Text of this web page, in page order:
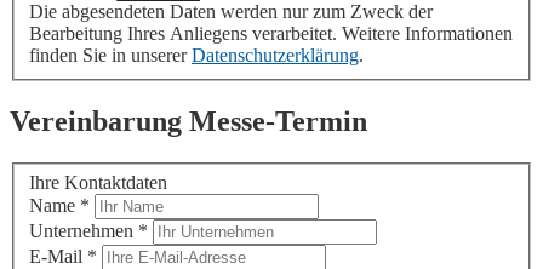
Die abgesendeten Daten werden nur zum Zweck der
Bearbeitung Ihres Anliegens verarbeitet. Weitere Informationen
finden Sie in unsererDatenschutzerklärung.
Vereinbarung Messe-Termin
Ihre Kontaktdaten
Name *
Unternehmen *
E-Mail *